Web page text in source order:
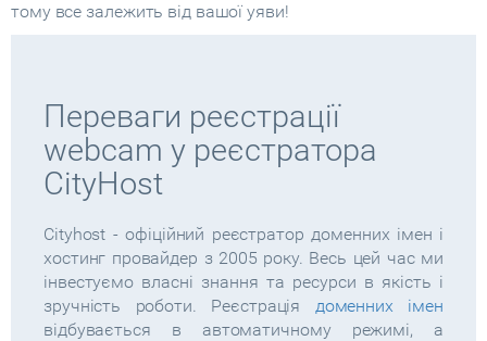
тому все залежить від вашої уяви!
Переваги реєстрації
webcam у реєстратора
CityHost
Cityhost - офіційний реєстратор доменних імен і
хостинг провайдер з 2005 року. Весь цей час ми
інвестуємо власні знання та ресурси в якість і
зручність роботи. Реєстрація доменних імен
відбувається в автоматичному режимі, а